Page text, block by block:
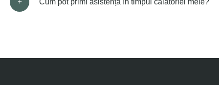
Cum pot primi asistență în timpul călătoriei mele?